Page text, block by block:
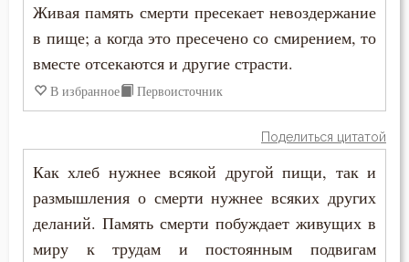
Воздаяние
Воздержание
Воля Божия
Высокомерие
Глаза
Моисей Оптинский (Путилов)
Николай Сербский
Нил Сорский
Феодор Студит
Живая память смерти пресекает невоздержание
в пище; а когда это пресечено со смирением, то
вместе отсекаются и другие страсти.
В избранное Первоисточник
Поделиться цитатой
Как хлеб нужнее всякой другой пищи, так и
размышления о смерти нужнее всяких других
деланий. Память смерти побуждает живущих в
миру к трудам и постоянным подвигам